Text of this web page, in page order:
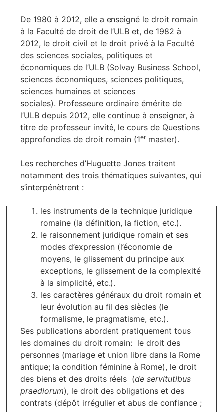
De 1980 à 2012, elle a enseigné le droit romain
à la Faculté de droit de l’ULB et, de 1982 à
2012, le droit civil et le droit privé à la Faculté
des sciences sociales, politiques et
économiques de l’ULB (Solvay Business School,
sciences économiques, sciences politiques,
sciences humaines et sciences
sociales). Professeure ordinaire émérite de
l’ULB depuis 2012, elle continue à enseigner, à
titre de professeur invité, le cours de Questions
approfondies de droit romain (1ermaster).
Les recherches d’Huguette Jones traitent
notamment des trois thématiques suivantes, qui
s’interpénètrent :
les instruments de la technique juridique
romaine (la définition, la fiction, etc.).
le raisonnement juridique romain et ses
modes d’expression (l’économie de
moyens, le glissement du principe aux
exceptions, le glissement de la complexité
à la simplicité, etc.).
les caractères généraux du droit romain et
leur évolution au fil des siècles (le
formalisme, le pragmatisme, etc.).
Ses publications abordent pratiquement tous
les domaines du droit romain: le droit des
personnes (mariage et union libre dans la Rome
antique; la condition féminine à Rome), le droit
des biens et des droits réels (de servitutibus
praediorum), le droit des obligations et des
contrats (dépôt irrégulier et abus de confiance ;